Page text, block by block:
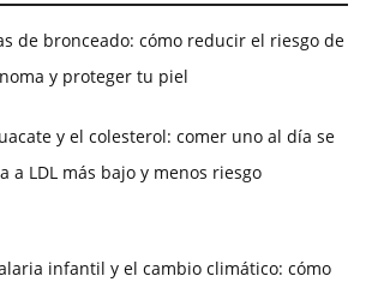
de bronceado: cómo reducir el riesgo de
y proteger tu piel
y el colesterol: comer uno al día se
a LDL más bajo y menos riesgo
infantil y el cambio climático: cómo